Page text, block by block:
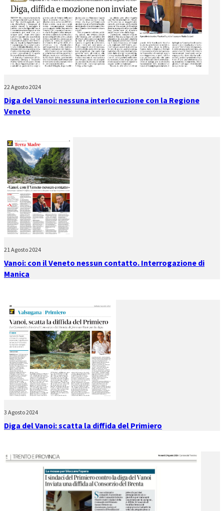
22 Agosto 2024
Diga del Vanoi: nessuna interlocuzione con la Regione
Veneto
21 Agosto 2024
Vanoi: con il Veneto nessun contatto. Interrogazione di
Manica
3 Agosto 2024
Diga del Vanoi: scatta la diffida del Primiero